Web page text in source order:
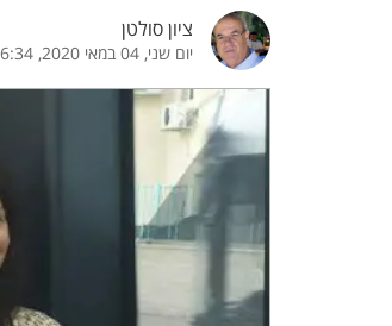
ציון סולטן
יום שני, 04 במאי 2020, 06:34 הדגשת קישורים הדגשת כותרות
התאמת קריאה